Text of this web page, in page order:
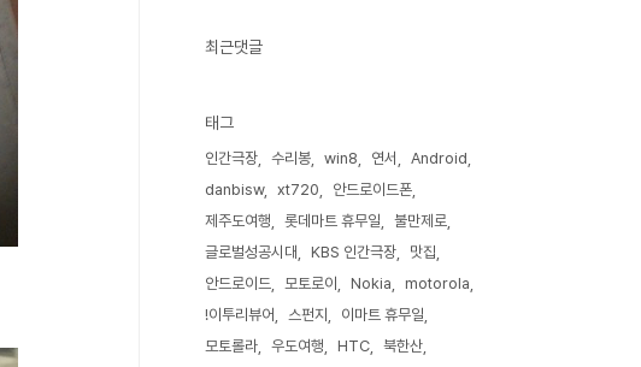
최근댓글
태그
인간극장 수리봉 win8 연서
Android
danbisw
xt720
안드로이드폰
제주도여행
롯데마트 휴무일
불만제로
글로벌성공시대
KBS 인간극장
맛집
안드로이드
모토로이 Nokia
motorola
!이투리뷰어
스펀지
이마트 휴무일
모토롤라
우도여행 HTC
북한산